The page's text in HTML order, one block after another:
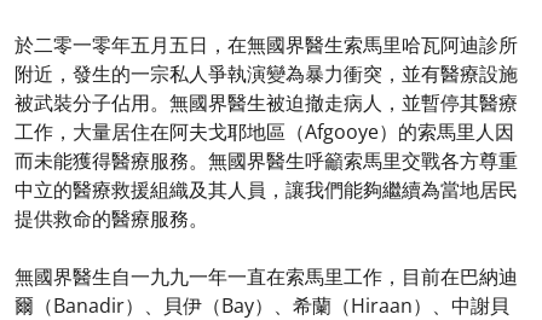
於二零一零年五月五日，在無國界醫生索馬里哈瓦阿迪診所
附近，發生的一宗私人爭執演變為暴力衝突，並有醫療設施
被武裝分子佔用。無國界醫生被迫撤走病人，並暫停其醫療
工作，大量居住在阿夫戈耶地區（Afgooye）的索馬里人因
而未能獲得醫療服務。無國界醫生呼籲索馬里交戰各方尊重
中立的醫療救援組織及其人員，讓我們能夠繼續為當地居民
提供救命的醫療服務。
無國界醫生自一九九一年一直在索馬里工作，目前在巴納迪
爾（Banadir）、貝伊（Bay）、希蘭（Hiraan）、中謝貝